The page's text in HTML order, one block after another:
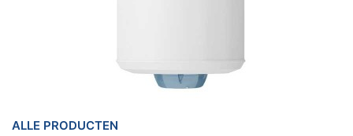
ALLE PRODUCTEN